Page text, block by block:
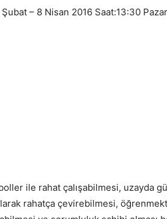
– 8 Nisan 2016 Saat:13:30
ile rahat çalışabilmesi, uzayda
rahatça çevirebilmesi,